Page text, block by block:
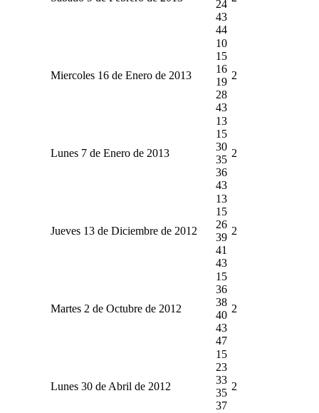
24
43
44
Miercoles 16 de Enero de 2013
10
15
16
19
28
43
2
Lunes 7 de Enero de 2013
13
15
30
35
36
43
2
Jueves 13 de Diciembre de 2012
13
15
26
39
41
43
2
Martes 2 de Octubre de 2012
15
36
38
40
43
47
2
Lunes 30 de Abril de 2012
15
23
33
35
37
2